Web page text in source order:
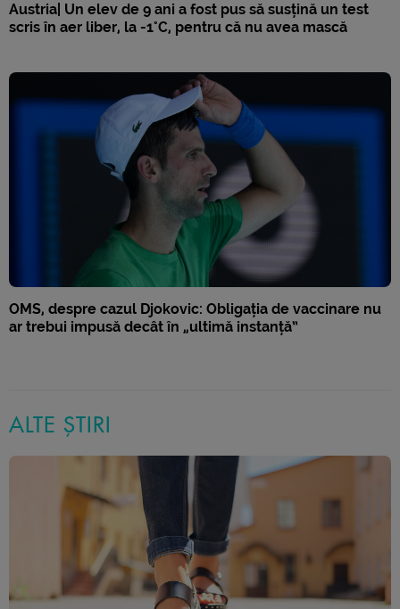
Austria| Un elev de 9 ani a fost pus să susțină un test
scris în aer liber, la -1°C, pentru că nu avea mască
OMS, despre cazul Djokovic: Obligația de vaccinare nu
ar trebui impusă decât în „ultimă instanță”
ALTE ȘTIRI